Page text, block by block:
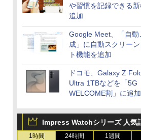
や習慣を記録できる
追加
Google Meet、「自動
成」に自動スクリーン
ト機能を追加
ドコモ、Galaxy Z
Ultra 1TBなどを「5G
WELCOME割」に追
Impress Watchシリーズ 人気
1時間 24時間 1週間